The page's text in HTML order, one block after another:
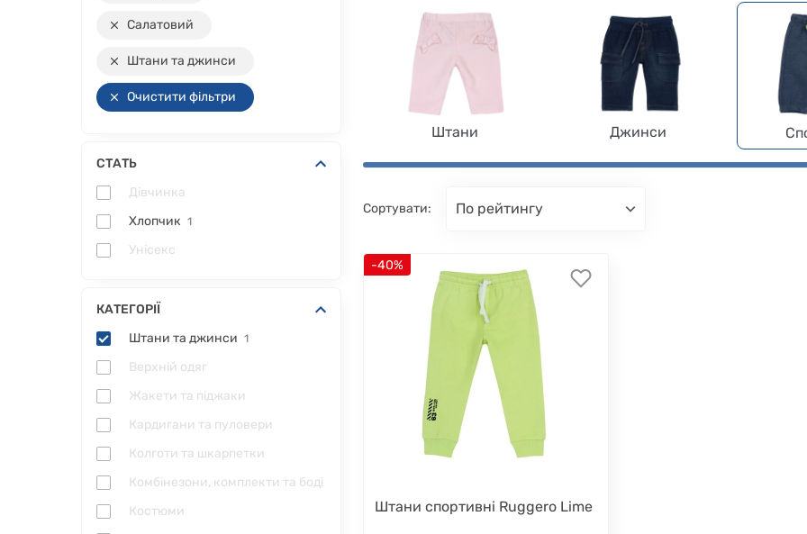
Салатовий
Штани та джинси
Очистити фільтри
СТАТЬ
Дівчинка
Хлопчик 1
Унісекс
КАТЕГОРІЇ
Штани та джинси 1
Верхній одяг
Жакети та піджаки
Кардигани та пуловери
Колготи та шкарпетки
Комбінезони, комплекти та боді
Костюми
Штани Джинси
Сортувати: по рейтингу
-40%
Штани спортивні Ruggero Lime